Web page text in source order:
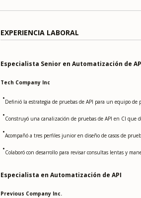
EXPERIENCIA LABORAL
Especialista Senior en Automatización de
Tech Company Inc
•Definió la estrategia de pruebas de API para un equipo de
•Construyó una canalización de pruebas de API en CI que
•Acompañó a tres perfiles junior en diseño de casos de
•Colaboró con desarrollo para revisar consultas lentas y
Especialista en Automatización de API
Previous Company Inc.